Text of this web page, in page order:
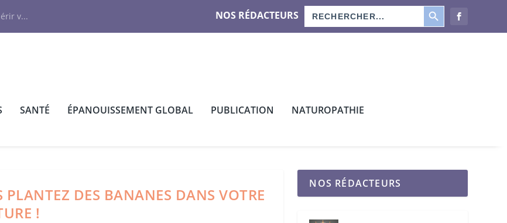
v... NOS RÉDACTEURS Search
for:
SEARCH BUTTON
SANTÉ ÉPANOUISSEMENT GLOBAL PUBLICATION NATUROPATHIE
DES BANANES DANS VOTRE
!
NOS RÉDACTEURS